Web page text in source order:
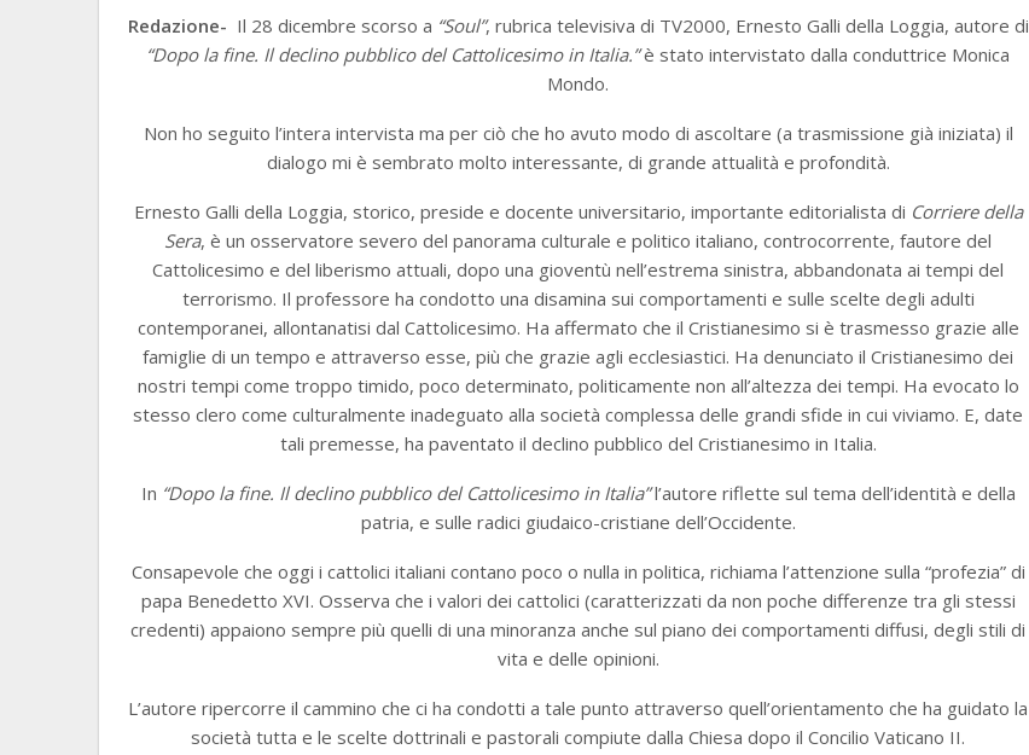
Redazione- Il 28 dicembre scorso a “Soul”, rubrica televisiva di TV2000, Ernesto Galli della Loggia, autore di
“Dopo la fine. Il declino pubblico del Cattolicesimo in Italia.”è stato intervistato dalla conduttrice Monica
Mondo.
Non ho seguito l’intera intervista ma per ciò che ho avuto modo di ascoltare (a trasmissione già iniziata) il
dialogo mi è sembrato molto interessante, di grande attualità e profondità.
Ernesto Galli della Loggia, storico, preside e docente universitario, importante editorialista di Corriere della
Sera, è un osservatore severo del panorama culturale e politico italiano, controcorrente, fautore del
Cattolicesimo e del liberismo attuali, dopo una gioventù nell’estrema sinistra, abbandonata ai tempi del
terrorismo. Il professore ha condotto una disamina sui comportamenti e sulle scelte degli adulti
contemporanei, allontanatisi dal Cattolicesimo. Ha affermato che il Cristianesimo si è trasmesso grazie alle
famiglie di un tempo e attraverso esse, più che grazie agli ecclesiastici. Ha denunciato il Cristianesimo dei
nostri tempi come troppo timido, poco determinato, politicamente non all’altezza dei tempi. Ha evocato lo
stesso clero come culturalmente inadeguato alla società complessa delle grandi sfide in cui viviamo. E, date
tali premesse, ha paventato il declino pubblico del Cristianesimo in Italia.
In “Dopo la fine. Il declino pubblico del Cattolicesimo in Italia”l’autore riflette sul tema dell’identità e della
patria, e sulle radici giudaico-cristiane dell’Occidente.
Consapevole che oggi i cattolici italiani contano poco o nulla in politica, richiama l’attenzione sulla “profezia” di
papa Benedetto XVI. Osserva che i valori dei cattolici (caratterizzati da non poche differenze tra gli stessi
credenti) appaiono sempre più quelli di una minoranza anche sul piano dei comportamenti diffusi, degli stili di
vita e delle opinioni.
L’autore ripercorre il cammino che ci ha condotti a tale punto attraverso quell’orientamento che ha guidato la
società tutta e le scelte dottrinali e pastorali compiute dalla Chiesa dopo il Concilio Vaticano II.